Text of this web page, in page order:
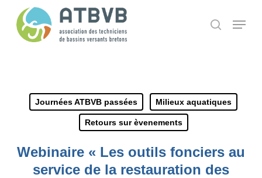
search
Menu
Journées ATBVB passées Milieux aquatiques
Retours sur èvenements
Webinaire « Les outils fonciers au
service de la restauration des
Panneau de gestion des cookies